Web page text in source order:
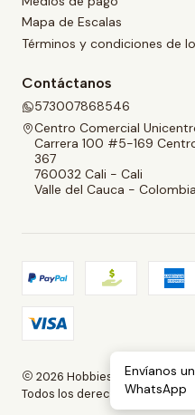
Mapa de Escalas
Términos y condiciones de
Contáctanos
573007868546
Centro Comercial
Carrera 100 #5-169
367
760032 Cali - Cali
Valle del Cauca - Colombia
2026 Hobbies and
Todos los derechos reservados.
Envíanos
WhatsApp